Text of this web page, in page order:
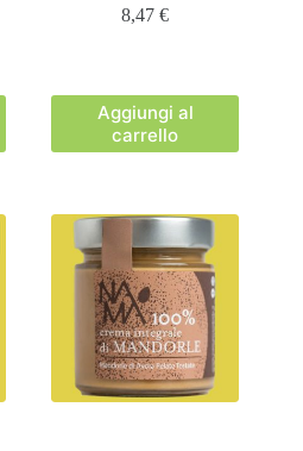
8,47€
Aggiungi al
carrello